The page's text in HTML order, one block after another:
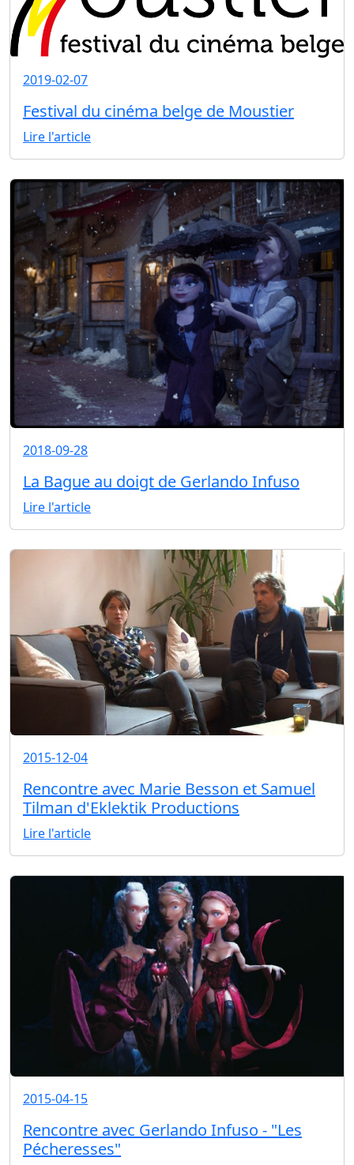
2019-02-07
Festival du cinéma belge de Moustier
Lire l'article
2018-09-28
La Bague au doigt de Gerlando Infuso
Lire l'article
2015-12-04
Rencontre avec Marie Besson et Samuel
Tilman d'Eklektik Productions
Lire l'article
2015-04-15
Rencontre avec Gerlando Infuso - "Les
Pécheresses"